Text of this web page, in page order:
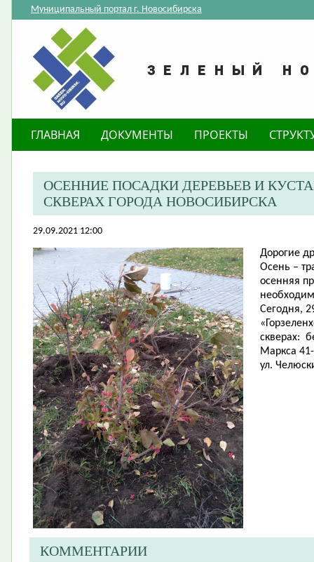
Муниципальный портал г. Новосибирска
ГЛАВНАЯ ДОКУМЕНТЫ ПРОЕКТЫ
​ОСЕННИЕ ПОСАДКИ ДЕРЕВЬЕВ И
СКВЕРАХ ГОРОДА НОВОСИБИРСКА
29.09.2021 12:00
Дорогие
Осень –
осенняя
Сегодня,
скверах:
Маркса
ул.
КОММЕНТАРИИ